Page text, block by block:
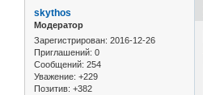
skythos
Модератор
Зарегистрирован: 2016-12-26
Приглашений: 0
Сообщений: 254
Уважение: +229
Позитив: +382